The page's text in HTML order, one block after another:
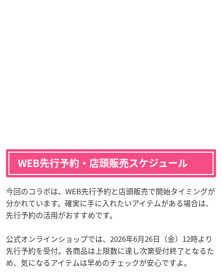
WEB先行予約・店頭販売スケジュール
今回のコラボは、WEB先行予約と店頭販売で開始タイミングが
分かれています。確実に手に入れたいアイテムがある場合は、
先行予約の活用がおすすめです。
公式オンラインショップでは、2026年6月26日（金）12時より
先行予約を受付。各商品は上限数に達し次第受付終了となるた
め、気になるアイテムは早めのチェックが安心ですよ。